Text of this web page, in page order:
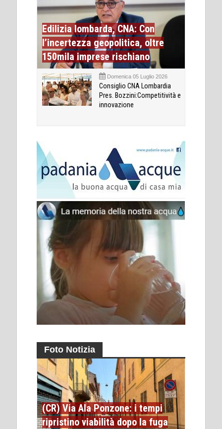
Edilizia lombarda, CNA: Con
l’incertezza geopolitica, oltre
150mila imprese rischiano
Domenica 05 Luglio 2026
Consiglio CNA Lombardia
Pres. Bozzini:Competitività e
innovazione
Foto Notizia
(CR) Via Ala Ponzone: i tempi
ripristino viabilità dopo la fuga